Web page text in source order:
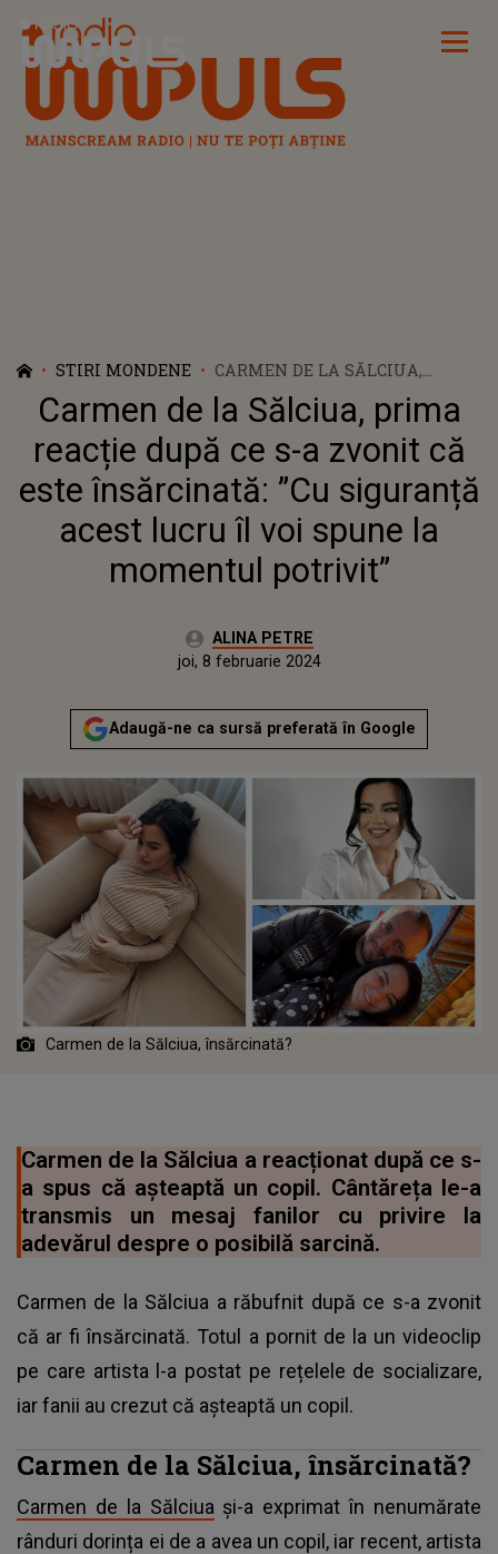
Radio Impuls
STIRI MONDENE
CARMEN DE LA SĂLCIUA,
PRIMA REACȚIE DUPĂ CE S-A
ZVONIT CĂ ESTE ÎNSĂRCINATĂ:
”CU SIGURANȚĂ ACEST LUCRU
ÎL VOI SPUNE LA MOMENTUL
POTRIVIT”
Carmen de la Sălciua, prima
reacție după ce s-a zvonit că
este însărcinată: ”Cu siguranță
acest lucru îl voi spune la
momentul potrivit”
Autor:ALINA PETRE
Actualizat:
joi, 8 februarie 2024
Adaugă-ne ca sursă preferată în Google
Carmen de la Sălciua, însărcinată?
Carmen de la Sălciua a reacționat după ce s-
a spus că așteaptă un copil. Cântăreța le-a
transmis un mesaj fanilor cu privire la
adevărul despre o posibilă sarcină.
Carmen de la Sălciua a răbufnit după ce s-a zvonit
că ar fi însărcinată. Totul a pornit de la un videoclip
pe care artista l-a postat pe rețelele de socializare,
iar fanii au crezut că așteaptă un copil.
Carmen de la Sălciua, însărcinată?
Carmen de la Sălciua și-a exprimat în nenumărate
rânduri dorința ei de a avea un copil, iar recent, artista